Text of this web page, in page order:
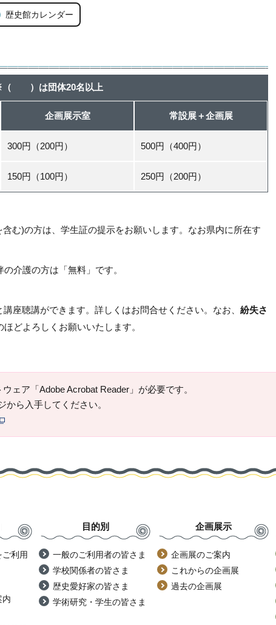
歴史館カレンダー
（ ）は団体20名以上
企画展示室 常設展＋企画展
300円（200円） 500円（400円）
150円（100円） 250円（200円）
む)の方は、学生証の提示をお願いします。なお県内に所在す
介護の方は「無料」です。
座聴講ができます。詳しくはお問合せください。なお、 紛失さ
どよろしくお願いいたします。
ェア「Adobe Acrobat Reader」が必要です。
から入手してください。
利用
内
目的別
一般のご利用者の皆さま
学校関係者の皆さま
歴史愛好家の皆さま
学術研究・学生の皆さま
企画展示
企画展のご案内
これからの企画展
過去の企画展